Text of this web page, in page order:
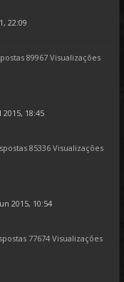
22:09
89967 Visualizações
2015, 18:45
85336 Visualizações
2015, 10:54
77674 Visualizações